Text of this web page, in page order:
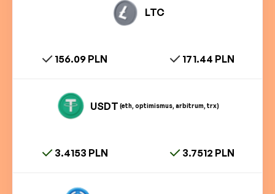
LTC
156.09 PLN 171.44 PLN
USDT (eth, optimismus, arbitrum, trx)
3.4153 PLN 3.7512 PLN